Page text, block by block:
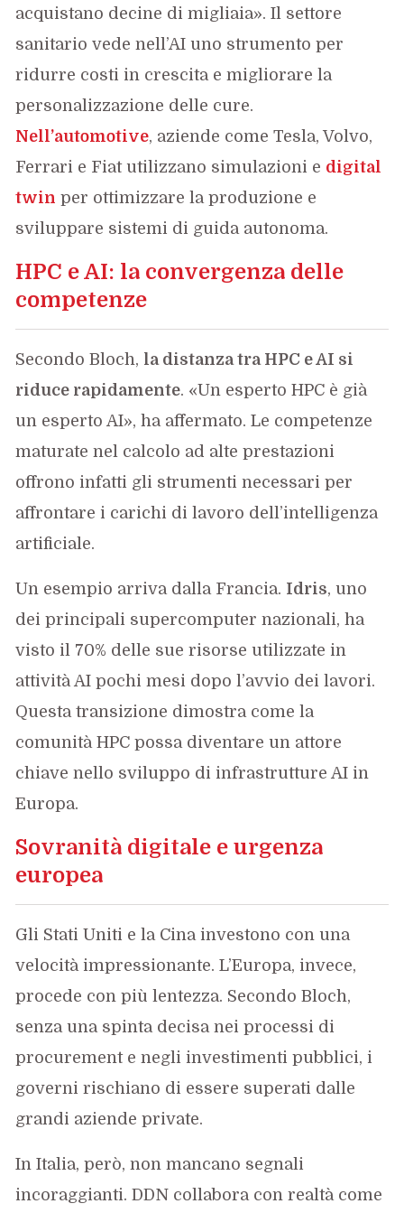
acquistano decine di migliaia». Il settore
sanitario vede nell’AI uno strumento per
ridurre costi in crescita e migliorare la
personalizzazione delle cure.
Nell’automotive, aziende come Tesla, Volvo,
Ferrari e Fiat utilizzano simulazioni e digital
twin per ottimizzare la produzione e
sviluppare sistemi di guida autonoma.
HPC e AI: la convergenza delle
competenze
Secondo Bloch, la distanza tra HPC e AI si
riduce rapidamente. «Un esperto HPC è già
un esperto AI», ha affermato. Le competenze
maturate nel calcolo ad alte prestazioni
offrono infatti gli strumenti necessari per
affrontare i carichi di lavoro dell’intelligenza
artificiale.
Un esempio arriva dalla Francia. Idris, uno
dei principali supercomputer nazionali, ha
visto il 70% delle sue risorse utilizzate in
attività AI pochi mesi dopo l’avvio dei lavori.
Questa transizione dimostra come la
comunità HPC possa diventare un attore
chiave nello sviluppo di infrastrutture AI in
Europa.
Sovranità digitale e urgenza
europea
Gli Stati Uniti e la Cina investono con una
velocità impressionante. L’Europa, invece,
procede con più lentezza. Secondo Bloch,
senza una spinta decisa nei processi di
procurement e negli investimenti pubblici, i
governi rischiano di essere superati dalle
grandi aziende private.
In Italia, però, non mancano segnali
incoraggianti. DDN collabora con realtà come